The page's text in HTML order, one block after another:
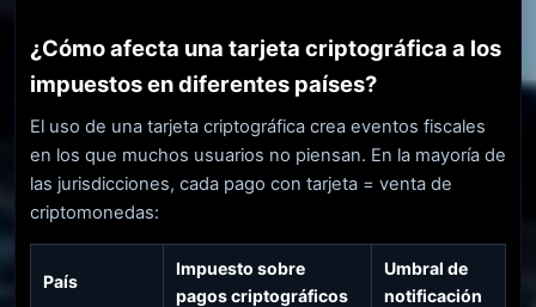
¿Cómo afecta una tarjeta criptográfica a los
impuestos en diferentes países?
El uso de una tarjeta criptográfica crea eventos fiscales
en los que muchos usuarios no piensan. En la mayoría de
las jurisdicciones, cada pago con tarjeta = venta de
criptomonedas:
País
Impuesto sobre
pagos criptográficos
Umbral de
notificación